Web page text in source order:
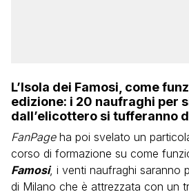
L’Isola dei Famosi, come
edizione: i 20 naufraghi per
dall’elicottero si tufferanno
FanPageha poi svelato un
corso di formazione su come
Famosi, i venti naufraghi saranno
di Milano che è attrezzata con un